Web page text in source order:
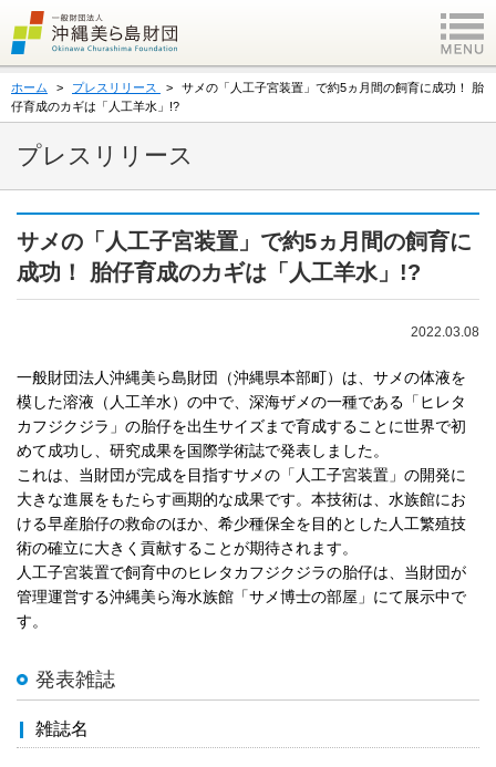
ホーム プレスリリース
サメの「人工子宮装置」で約5ヵ月間の飼育に成功！ 胎
仔育成のカギは「人工羊水」!?
プレスリリース
サメの「人工子宮装置」で約5ヵ月間の飼育に
成功！ 胎仔育成のカギは「人工羊水」!?
2022.03.08
一般財団法人沖縄美ら島財団（沖縄県本部町）は、サメの体液を
模した溶液（人工羊水）の中で、深海ザメの一種である「ヒレタ
カフジクジラ」の胎仔を出生サイズまで育成することに世界で初
めて成功し、研究成果を国際学術誌で発表しました。
これは、当財団が完成を目指すサメの「人工子宮装置」の開発に
大きな進展をもたらす画期的な成果です。本技術は、水族館にお
ける早産胎仔の救命のほか、希少種保全を目的とした人工繁殖技
術の確立に大きく貢献することが期待されます。
人工子宮装置で飼育中のヒレタカフジクジラの胎仔は、当財団が
管理運営する沖縄美ら海水族館「サメ博士の部屋」にて展示中で
す。
発表雑誌
雑誌名